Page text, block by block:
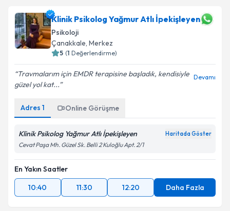
Klinik Psikolog Yağmur Atlı İpekişleyen
Psikoloji
Çanakkale, Merkez
5 (1 Değerlendirme)
Travmalarım için EMDR terapisine başladık, kendisiyle
güzel yol kat...
Devamı
Adres 1 Online Görüşme
Klinik Psikolog Yağmur Atlı İpekişleyen Haritada Göster
Cevat Paşa Mh. Güzel Sk. Belli 2 Kuloğlu Apt. 2/1
En Yakın Saatler
10:40
11:30 12:20 Daha Fazla